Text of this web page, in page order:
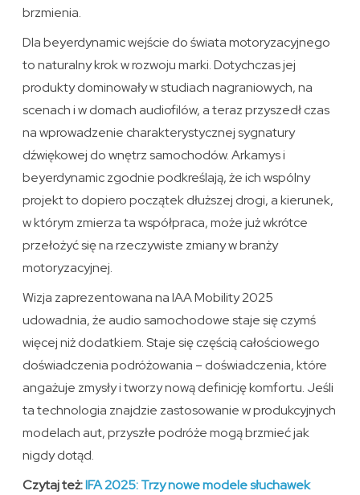
brzmienia.
Dla beyerdynamic wejście do świata motoryzacyjnego
to naturalny krok w rozwoju marki. Dotychczas jej
produkty dominowały w studiach nagraniowych, na
scenach i w domach audiofilów, a teraz przyszedł czas
na wprowadzenie charakterystycznej sygnatury
dźwiękowej do wnętrz samochodów. Arkamys i
beyerdynamic zgodnie podkreślają, że ich wspólny
projekt to dopiero początek dłuższej drogi, a kierunek,
w którym zmierza ta współpraca, może już wkrótce
przełożyć się na rzeczywiste zmiany w branży
motoryzacyjnej.
Wizja zaprezentowana na IAA Mobility 2025
udowadnia, że audio samochodowe staje się czymś
więcej niż dodatkiem. Staje się częścią całościowego
doświadczenia podróżowania – doświadczenia, które
angażuje zmysły i tworzy nową definicję komfortu. Jeśli
ta technologia znajdzie zastosowanie w produkcyjnych
modelach aut, przyszłe podróże mogą brzmieć jak
nigdy dotąd.
Czytaj też:IFA 2025: Trzy nowe modele słuchawek